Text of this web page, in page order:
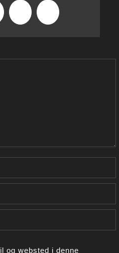
Xing
mail
og websted i denne